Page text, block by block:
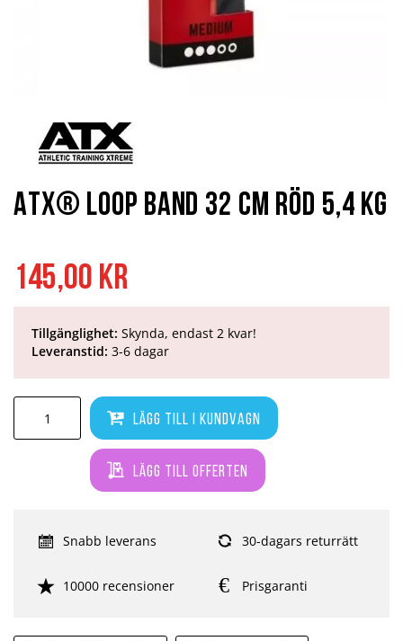
145,00 kr
Lägg till i kundvagn
Lägg till offerten
Tillgänglighet: Skynda, endast 2 kvar!
Leveranstid: 3-6 dagar
Snabb leverans 30-dagars returrätt
10000 recensioner Prisgaranti
ATX® Loop Band 32 cm röd 5,4 kg
början
bildgalleriet